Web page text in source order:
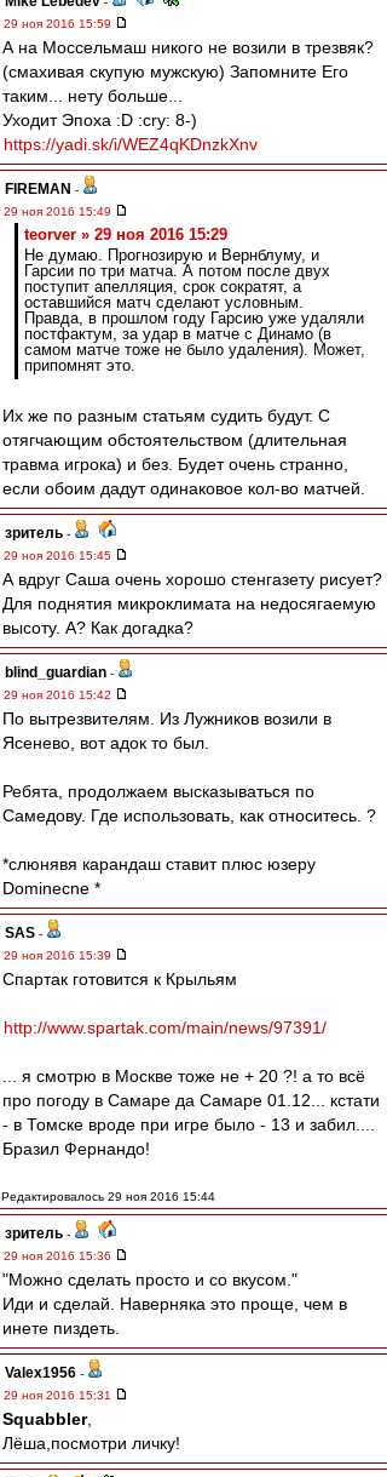
29 ноя 2016 15:59
А на Моссельмаш никого не возили в трезвяк?
(смахивая скупую мужскую) Запомните Его
таким... нету больше...
Уходит Эпоха :D :cry: 8-)
https://yadi.sk/i/WEZ4qKDnzkXnv
FIREMAN -
29 ноя 2016 15:49
teorver » 29 ноя 2016 15:29
Не думаю. Прогнозирую и Вернблуму, и
Гарсии по три матча. А потом после двух
поступит апелляция, срок сократят, а
оставшийся матч сделают условным.
Правда, в прошлом году Гарсию уже удаляли
постфактум, за удар в матче с Динамо (в
самом матче тоже не было удаления). Может,
припомнят это.
Их же по разным статьям судить будут. С
отягчающим обстоятельством (длительная
травма игрока) и без. Будет очень странно,
если обоим дадут одинаковое кол-во матчей.
зpитель -
29 ноя 2016 15:45
А вдруг Саша очень хорошо стенгазету рисует?
Для поднятия микроклимата на недосягаемую
высоту. А? Как догадка?
blind_guardian -
29 ноя 2016 15:42
По вытрезвителям. Из Лужников возили в
Ясенево, вот адок то был.
Ребята, продолжаем высказываться по
Самедову. Где использовать, как относитесь. ?
*слюнявя карандаш ставит плюс юзеру
Dominecne *
SAS -
29 ноя 2016 15:39
Спартак готовится к Крыльям
http://www.spartak.com/main/news/97391/
... я смотрю в Москве тоже не + 20 ?! а то всё
про погоду в Самаре да Самаре 01.12... кстати
- в Томске вроде при игре было - 13 и забил....
Бразил Фернандо!
Редактировалось 29 ноя 2016 15:44
зpитель -
29 ноя 2016 15:36
"Можно сделать просто и со вкусом."
Иди и сделай. Наверняка это проще, чем в
инете пиздеть.
Valex1956 -
29 ноя 2016 15:31
Squabbler,
Лёша,посмотри личку!